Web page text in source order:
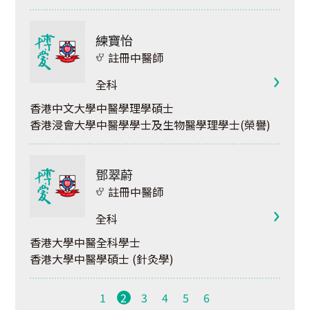
練寶怡
註冊中醫師
全科
香港中文大學中醫學理學碩士
香港浸會大學中醫學學士及生物醫學理學士(榮譽)
鄧翠蔚
註冊中醫師
全科
香港大學中醫全科學士
香港大學中醫學碩士 (針灸學)
1 2 3 4 5 6